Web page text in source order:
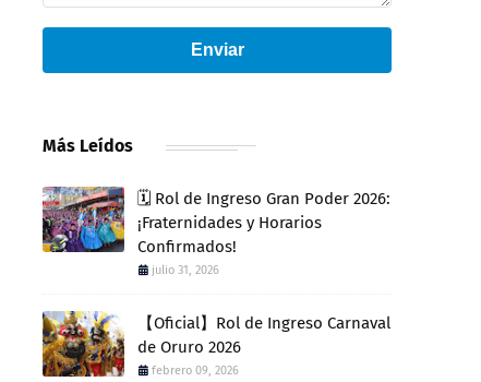
Enviar
Más Leídos
🗓️ Rol de Ingreso Gran Poder 2026:
¡Fraternidades y Horarios
Confirmados!
julio 31, 2026
【Oficial】Rol de Ingreso Carnaval
de Oruro 2026
febrero 09, 2026